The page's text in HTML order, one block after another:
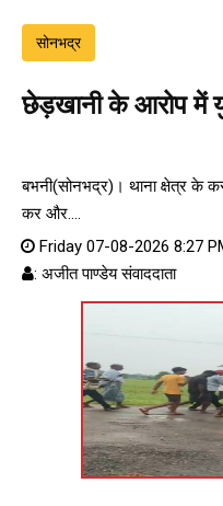
सोनभद्र
छेड़खानी के आरोप में
बभनी(सोनभद्र)। थाना क्षेत्र के
कर और....
Friday 07-08-2026 8:27
: अजीत पाण्डेय संवाददाता